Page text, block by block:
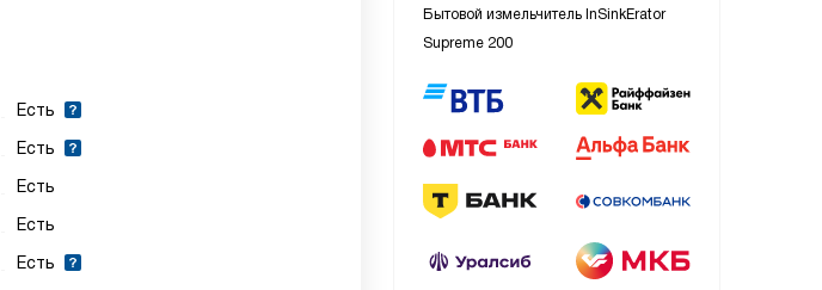
Бытовой измельчитель InSinkErator
Supreme 200
Есть
Есть
Есть
Есть
Есть